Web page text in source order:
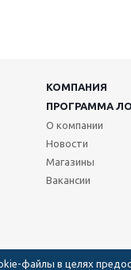
КОМПАНИЯ
ПРОГРАММА
О компании
Новости
Магазины
Вакансии
файлы в целях